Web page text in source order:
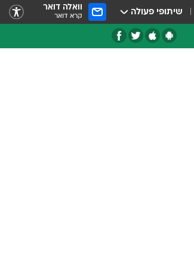
שיתופי פעולה וואלה דואר
קרא דואר